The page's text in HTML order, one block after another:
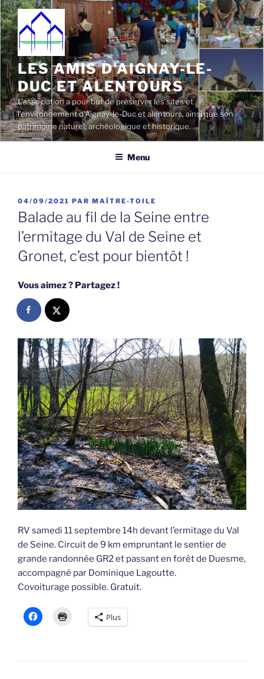
Aller
au
contenu
principal
LES AMIS D'AIGNAY-LE-
DUC ET ALENTOURS
L'association a pour but de préserver les sites et
l'environnement d'Aignay-le-Duc et alentours, ainsi que son
patrimoine naturel, archéologique et historique.
Menu
PUBLIÉ
LE
04/09/2021 PAR MAÎTRE-TOILE
Balade au fil de la Seine entre
l’ermitage du Val de Seine et
Gronet, c’est pour bientôt !
Vous aimez ? Partagez !
RV samedi 11 septembre 14h devant l’ermitage du Val
de Seine. Circuit de 9 km empruntant le sentier de
grande randonnée GR2 et passant en forêt de Duesme,
accompagné par Dominique Lagoutte.
Covoiturage possible. Gratuit.
Plus